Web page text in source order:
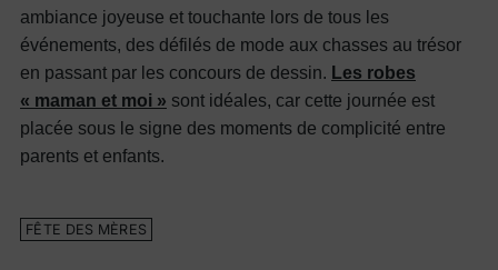
ambiance joyeuse et touchante lors de tous les
événements, des défilés de mode aux chasses au trésor
en passant par les concours de dessin. Les robes
« maman et moi » sont idéales, car cette journée est
placée sous le signe des moments de complicité entre
parents et enfants.
FÊTE DES MÈRES